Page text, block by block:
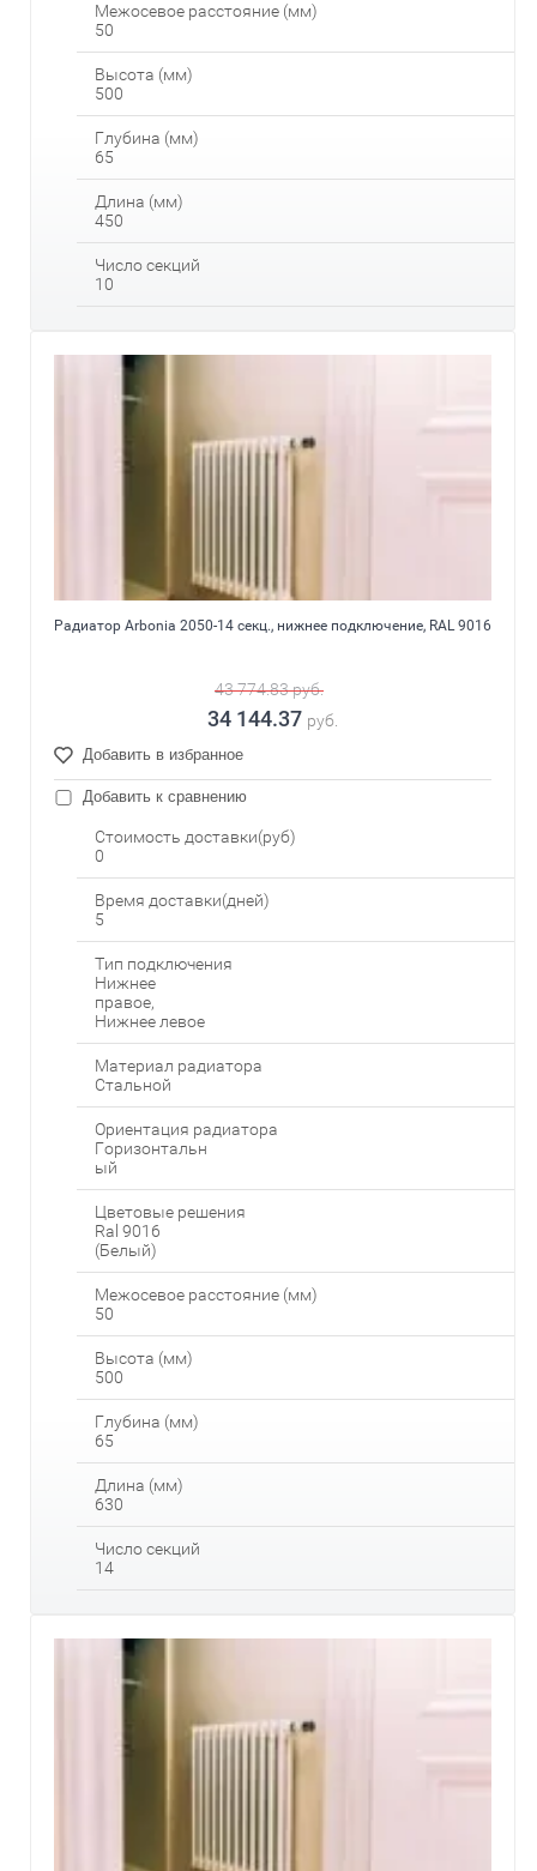
Межосевое расстояние (мм)
50
Высота (мм)
500
Глубина (мм)
65
Длина (мм)
450
Число секций
10
Радиатор Arbonia 2050-14 секц., нижнее подключение, RAL 9016
43 774.83руб.
34 144.37 руб.
Добавить в избранное
Добавить к сравнению
Стоимость доставки(руб)
0
Время доставки(дней)
5
Тип подключения
Нижнее
правое,
Нижнее левое
Материал радиатора
Стальной
Ориентация радиатора
Горизонтальн
ый
Цветовые решения
Ral 9016
(Белый)
Межосевое расстояние (мм)
50
Высота (мм)
500
Глубина (мм)
65
Длина (мм)
630
Число секций
14